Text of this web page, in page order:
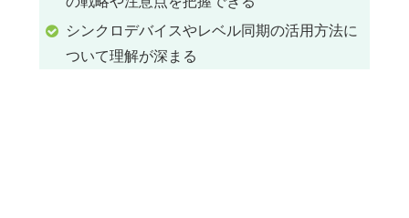
シンクロデバイスやレベル同期の活用方法に
ついて理解が深まる